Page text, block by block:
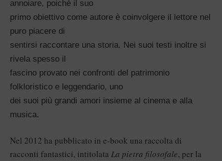
annoiare, poiché il suo
primo obiettivo come autore è coinvolgere il lettore nel
puro piacere di
sentirsi raccontare una storia. Nei suoi testi inoltre si
rivela spesso il
fascino provato nei confronti del patrimonio
folkloristico e leggendario, uno
dei suoi più grandi amori insieme al cinema e alla
musica.
Nel 2012 ha pubblicato in e-book una raccolta di
racconti fantastici, intitolata La pietra filosofale, per la